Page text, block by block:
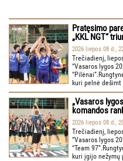
Pratęsimo
„KKL NGT“
2026 liepos 08 d.,
Trečiadienį,
“Vasaros lygos
kuri pelnė
„Vasaros
komandos
2026 liepos 08 d.,
Trečiadienį,
“Vasaros lygos
“Team
kuri įgijo nežymų